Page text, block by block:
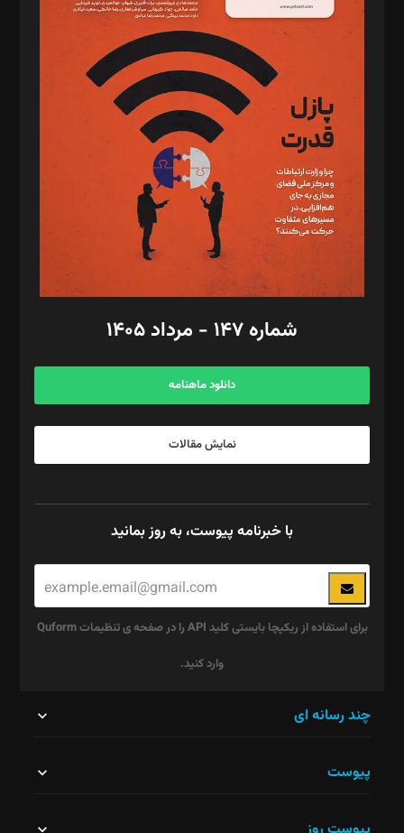
د‌بیر حقوق فناوری: حسام‌الدین ایپکچی
د‌بیر پیوست جهان: مینا پاکدل
د‌بیر تحریریه آنلاین: بابک نقاش
تحریریه‌: مجتبی محمود‌ی، آرش برهمند، یسنا امان‌پور، سروش کرمیان،
مصطفی مسجدی آرانی، ابوالفضل رجبی، زهرا فکرانه، فائزه فتحی
رستمی،مصطفی باستان
ویرایش: نگار استاد‌‌آقا
طراح یونیفرم: مجید توکلی
فیلمبرداری و عکاسی: امیر شفیعی، مانی لطفی زاده
گرافیک و صفحه‌آرایی: سید‌سبحان‌علی ثابت
مد‌یر توسعه تجاری: کامبیز برید‌
امور مالی: شاپور رهبری، محمد‌ کاظمی‌نیا
آگهی و مشترکین: ۰۹۱۹۹۹۹۰۴۵۴
شماره ۱۴۷ - مرداد ۱۴۰۵
دانلود ماهنامه
نمایش مقالات
با خبرنامه پیوست، به روز بمانید
برای استفاده از ریکپچا بایستی کلید API را در صفحه ی تنظیمات Quform
وارد کنید.
نباید
چند رسانه ای
پیوست